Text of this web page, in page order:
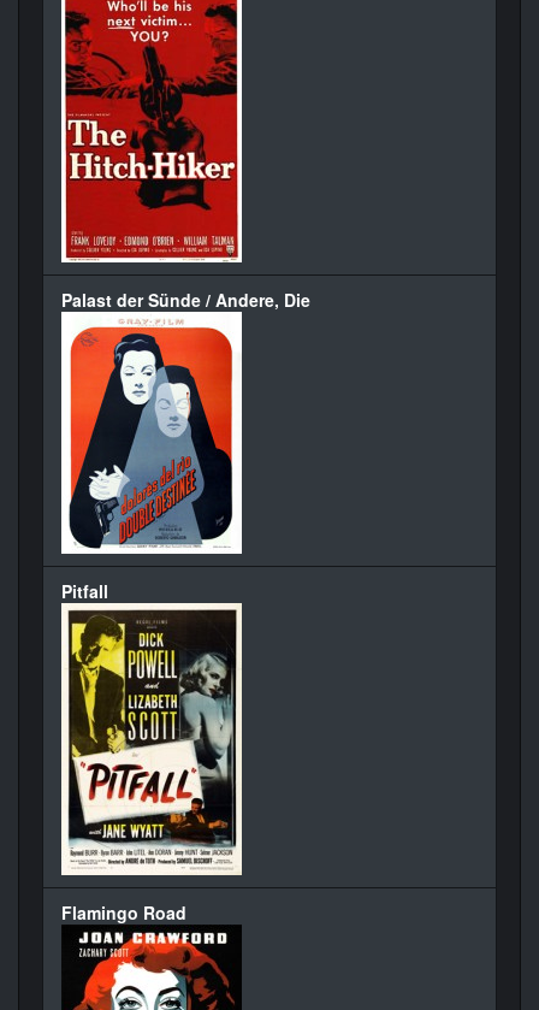
Palast der Sünde / Andere, Die
Pitfall
Flamingo Road